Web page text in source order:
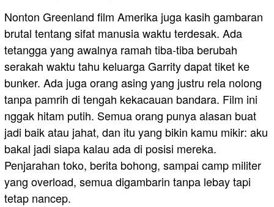
Nonton Greenland film Amerika juga kasih gambaran
brutal tentang sifat manusia waktu terdesak. Ada
tetangga yang awalnya ramah tiba-tiba berubah
serakah waktu tahu keluarga Garrity dapat tiket ke
bunker. Ada juga orang asing yang justru rela nolong
tanpa pamrih di tengah kekacauan bandara. Film ini
nggak hitam putih. Semua orang punya alasan buat
jadi baik atau jahat, dan itu yang bikin kamu mikir: aku
bakal jadi siapa kalau ada di posisi mereka.
Penjarahan toko, berita bohong, sampai camp militer
yang overload, semua digambarin tanpa lebay tapi
tetap nancep.